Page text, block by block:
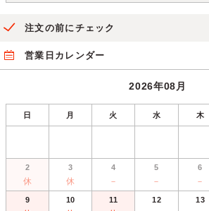
注文の前にチェック
営業日カレンダー
2026年08月
日 月 火 水 木
2
休
3
休
4
－
5
－
6
－
9 10 11 12 13